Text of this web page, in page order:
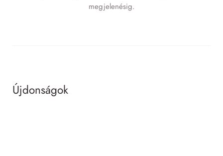
megjelenésig.
Újdonságok